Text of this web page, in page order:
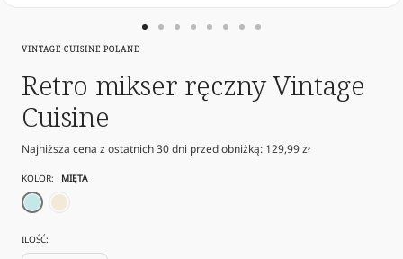
Przejdź
1
Przejdź
19
Przejdź
20
Przejdź
21
Przejdź
22
Przejdź
23
Przejdź
slajdu
24
Przejdź
slajdu
25
VINTAGE CUISINE POLAND
Retro mikser ręczny Vintage
Cuisine
Najniższa cena z ostatnich 30 dni przed obniżką: 129,99 zł
KOLOR: MIĘTA
miętakrem
ILOŚĆ: